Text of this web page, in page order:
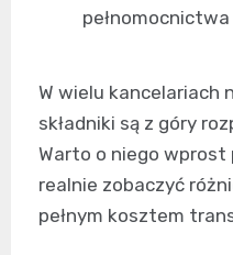
W wielu
składniki są z góry
Warto o niego wprost
realnie zobaczyć
pełnym kosztem